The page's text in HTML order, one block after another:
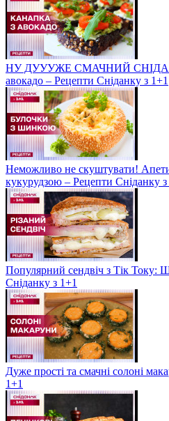
НУ ДУУУЖЕ СМАЧНИЙ
авокадо – Рецепти Сніданку з 1+1
Неможливо не скуштувати!
кукурудзою – Рецепти Сніданку з
Популярний сендвіч з Тік Току:
Сніданку з 1+1
Дуже прості та смачні солоні
1+1